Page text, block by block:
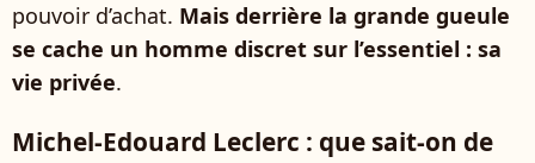
pouvoir d’achat. Mais derrière la grande gueule
se cache un homme discret sur l’essentiel : sa
vie privée.
Michel-Edouard Leclerc : que sait-on de